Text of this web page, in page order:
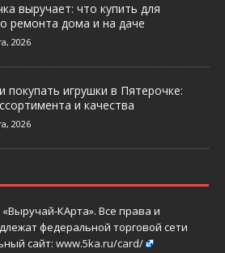
выручает: что купить для
ремонта дома и на даче
2026
покупать игрушки в Пятерочке:
и качества
2026
КАрта». Все права и
федеральной торговой сети
сайт: www.5ka.ru/card/